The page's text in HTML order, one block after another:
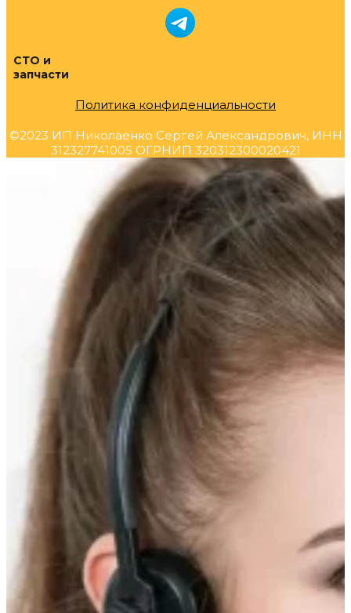
СТО и
запчасти
Политика конфиденциальности
©2023 ИП Николаенко Сергей Александрович, ИНН
312327741005 ОГРНИП 320312300020421